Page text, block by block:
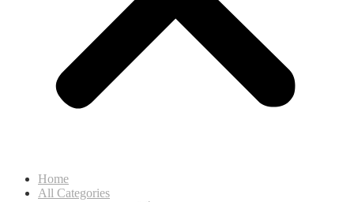
Home
All Categories